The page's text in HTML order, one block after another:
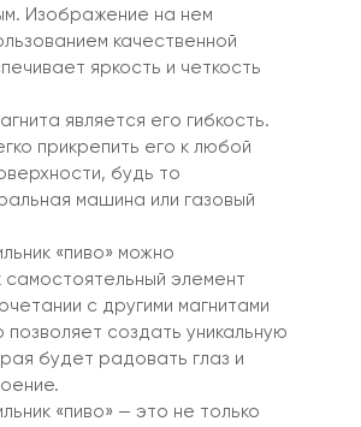
Изображение на нем
качественной
яркость и четкость
является его гибкость.
прикрепить его к любой
будь то
машина или газовый
«пиво» можно
самостоятельный элемент
с другими магнитами
создать уникальную
будет радовать глаз и
«пиво» — это не только